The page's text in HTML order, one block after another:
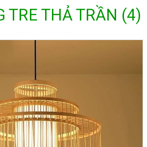
TRE THẢ TRẦN (4)